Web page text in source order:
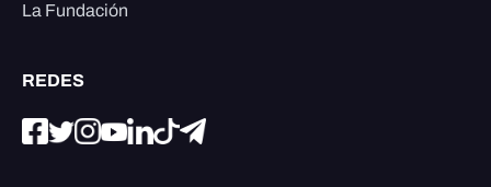
La Fundación
REDES